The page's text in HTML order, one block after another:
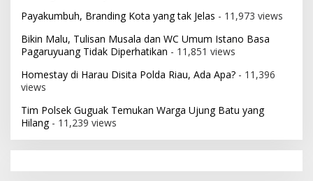
Payakumbuh, Branding Kota yang tak Jelas - 11,973 views
Bikin Malu, Tulisan Musala dan WC Umum Istano Basa
Pagaruyuang Tidak Diperhatikan - 11,851 views
Homestay di Harau Disita Polda Riau, Ada Apa? - 11,396
views
Tim Polsek Guguak Temukan Warga Ujung Batu yang
Hilang- 11,239 views